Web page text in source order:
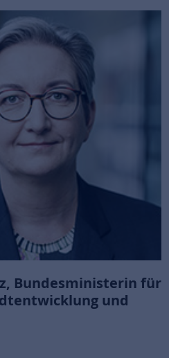
Bundesministerin für
und